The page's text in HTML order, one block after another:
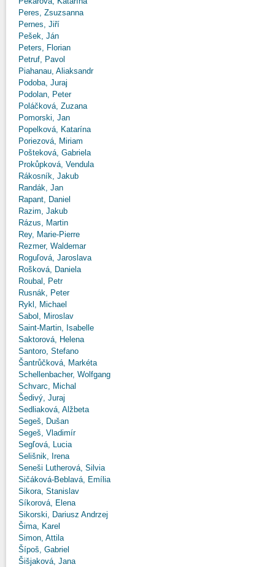
Peres, Zsuzsanna
Pernes, Jiří
Pešek, Ján
Peters, Florian
Petruf, Pavol
Piahanau, Aliaksandr
Podoba, Juraj
Podolan, Peter
Poláčková, Zuzana
Pomorski, Jan
Popelková, Katarína
Poriezová, Miriam
Pošteková, Gabriela
Prokůpková, Vendula
Rákosník, Jakub
Randák, Jan
Rapant, Daniel
Razim, Jakub
Rázus, Martin
Rey, Marie-Pierre
Rezmer, Waldemar
Roguľová, Jaroslava
Rošková, Daniela
Roubal, Petr
Rusnák, Peter
Rykl, Michael
Sabol, Miroslav
Saint-Martin, Isabelle
Saktorová, Helena
Santoro, Stefano
Šantrůčková, Markéta
Schellenbacher, Wolfgang
Schvarc, Michal
Šedivý, Juraj
Sedliaková, Alžbeta
Segeš, Dušan
Segeš, Vladimír
Segľová, Lucia
Selišnik, Irena
Seneši Lutherová, Silvia
Sičáková-Beblavá, Emília
Sikora, Stanislav
Síkorová, Elena
Sikorski, Dariusz Andrzej
Šima, Karel
Simon, Attila
Šípoš, Gabriel
Šišjaková, Jana